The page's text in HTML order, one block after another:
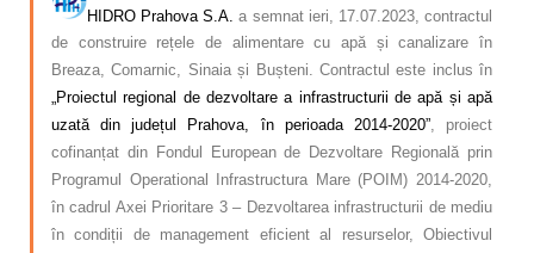
HIDRO Prahova S.A. a semnat ieri, 17.07.2023, contractul
de construire rețele de alimentare cu apă și canalizare în
Breaza, Comarnic, Sinaia și Bușteni. Contractul este inclus în
„Proiectul regional de dezvoltare a infrastructurii de apă și apă
uzată din județul Prahova, în perioada 2014-2020”, proiect
cofinanțat din Fondul European de Dezvoltare Regională prin
Programul Operational Infrastructura Mare (POIM) 2014-2020,
în cadrul Axei Prioritare 3 – Dezvoltarea infrastructurii de mediu
în condiții de management eficient al resurselor, Obiectivul